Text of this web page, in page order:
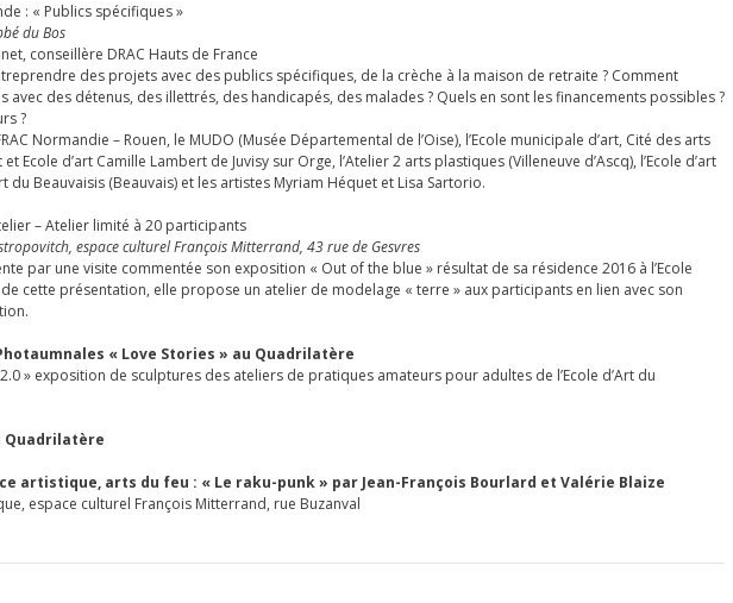
: « Publics spécifiques »
du Bos
conseillère DRAC Hauts de France
des projets avec des publics spécifiques, de la crèche à la maison de retraite ? Comment
avec des détenus, des illettrés, des handicapés, des malades ? Quels en sont les financements possibles ?
?
Normandie – Rouen, le MUDO (Musée Départemental de l’Oise), l’Ecole municipale d’art, Cité des arts
Ecole d’art Camille Lambert de Juvisy sur Orge, l’Atelier 2 arts plastiques (Villeneuve d’Ascq), l’Ecole d’art
du Beauvaisis (Beauvais) et les artistes Myriam Héquet et Lisa Sartorio.
– Atelier limité à 20 participants
espace culturel François Mitterrand, 43 rue de Gesvres
par une visite commentée son exposition « Out of the blue » résultat de sa résidence 2016 à l’Ecole
de cette présentation, elle propose un atelier de modelage « terre » aux participants en lien avec son
« Love Stories » au Quadrilatère
2.0 » exposition de sculptures des ateliers de pratiques amateurs pour adultes de l’Ecole d’Art du
Quadrilatère
artistique, arts du feu : « Le raku-punk » par Jean-François Bourlard et Valérie Blaize
espace culturel François Mitterrand, rue Buzanval